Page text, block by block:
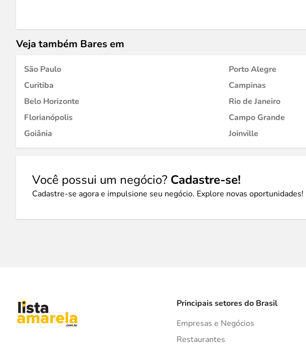
Veja também Bares em
São Paulo
Porto Alegre
Curitiba
Campinas
Belo Horizonte
Rio de Janeiro
Florianópolis
Campo Grande
Goiânia
Joinville
Você possui um negócio? Cadastre-se!
Cadastre-se agora e impulsione seu negócio. Explore novas oportunidades!
Principais setores do Brasil
Empresas e Negócios
Restaurantes